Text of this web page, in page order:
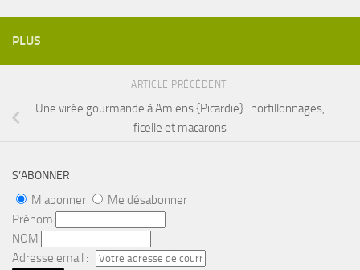
PLUS
ARTICLE PRÉCÉDENT
Une virée gourmande à Amiens {Picardie} : hortillonnages,
ficelle et macarons
S’ABONNER
M'abonner
Me désabonner
Prénom
NOM
Adresse email : :